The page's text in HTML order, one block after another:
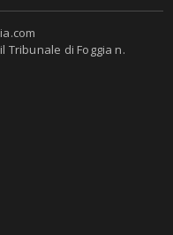
di Foggia n.